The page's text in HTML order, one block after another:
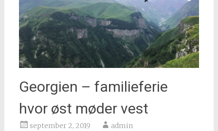
Georgien – familieferie
hvor øst møder vest
september 2, 2019 admin